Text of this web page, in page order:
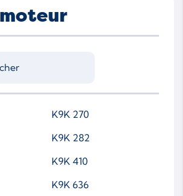
K9K 270
K9K 282
K9K 410
K9K 636